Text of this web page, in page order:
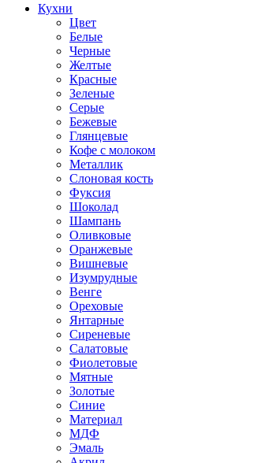
Кухни
Цвет
Белые
Черные
Желтые
Красные
Зеленые
Серые
Бежевые
Глянцевые
Кофе с молоком
Металлик
Слоновая кость
Фуксия
Шоколад
Шампань
Оливковые
Оранжевые
Вишневые
Изумрудные
Венге
Ореховые
Янтарные
Сиреневые
Салатовые
Фиолетовые
Мятные
Золотые
Синие
Материал
МДФ
Эмаль